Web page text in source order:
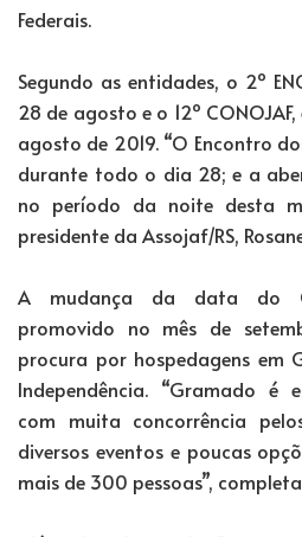
Federais.
Segundo as entidades, o 2º
28 de agosto e o 12º
agosto de 2019. “O Encontro
durante todo o dia 28; e a
no período da noite desta
presidente da Assojaf/RS,
A mudança da data do
promovido no mês de
procura por hospedagens em
Independência. “Gramado é
com muita concorrência
diversos eventos e poucas
mais de 300 pessoas”, completa